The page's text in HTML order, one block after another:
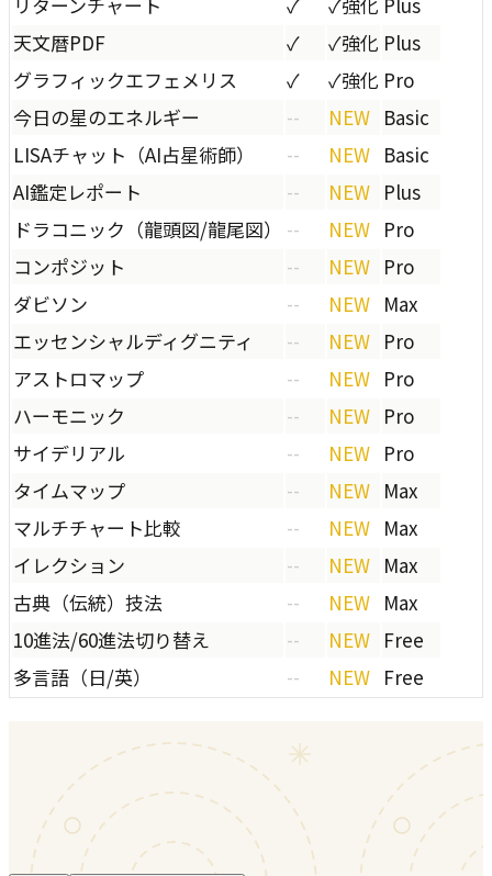
天文暦PDF
✓ ✓強化 Plus
グラフィックエフェメリス
✓ ✓強化 Pro
今日の星のエネルギー
-- NEW Basic
LISAチャット（AI占星術師）
-- NEW Basic
AI鑑定レポート
-- NEW Plus
ドラコニック（龍頭図/龍尾図）
-- NEW Pro
コンポジット
-- NEW Pro
ダビソン
-- NEW Max
エッセンシャルディグニティ
-- NEW Pro
アストロマップ
-- NEW Pro
ハーモニック
-- NEW Pro
サイデリアル
-- NEW Pro
タイムマップ
-- NEW Max
マルチチャート比較
-- NEW Max
イレクション
-- NEW Max
古典（伝統）技法
-- NEW Max
10進法/60進法切り替え
-- NEW Free
多言語（日/英）
-- NEW Free